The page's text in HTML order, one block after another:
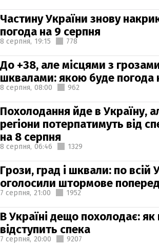
Частину України знову
погода на 9 серпня
8 серпня, 19:15 778
До +38, але місцями з
шквалами: якою буде погода
8 серпня, 08:00 962
Похолодання йде в Україну,
регіони потерпатимуть від
на 8 серпня
8 серпня, 06:46 1329
Грози, град і шквали: по всій
оголосили штормове
7 серпня, 21:00 1952
В Україні дещо похолодає: як
відступить спека
7 серпня, 20:00 9207